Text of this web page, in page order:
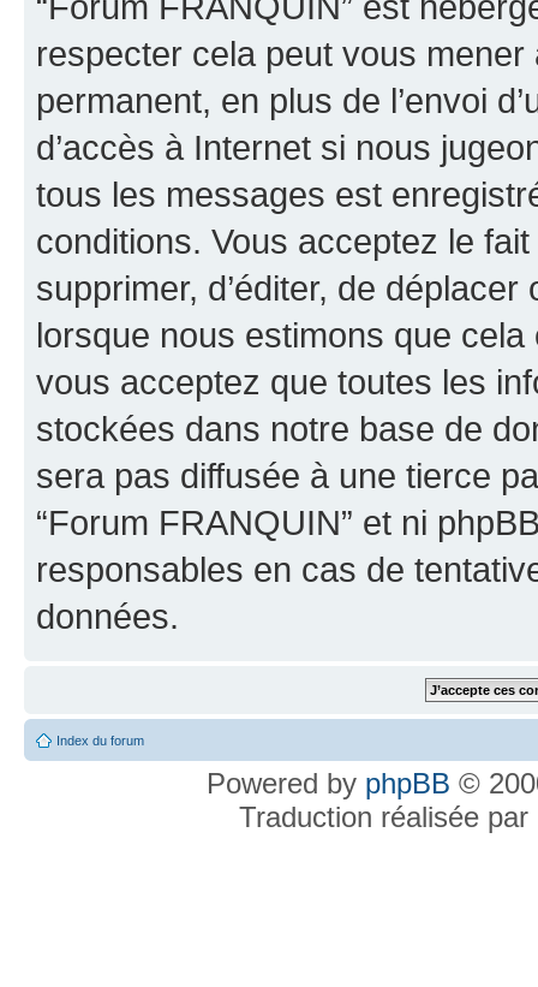
respecter cela peut vous
permanent, en plus de l’envoi
d’accès à Internet si nous
tous les messages est
conditions. Vous acceptez le
supprimer, d’éditer, de
lorsque nous estimons que cela
vous acceptez que toutes les
stockées dans notre base de
sera pas diffusée à une tierce
“Forum FRANQUIN” et ni
responsables en cas de
données.
Index du forum
Powered by phpBB ©
Traduction réalisée par